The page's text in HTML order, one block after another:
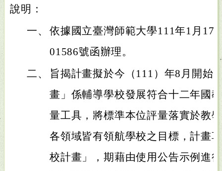
說明：
一、 依據國立臺灣師範大學111年1月17
01586號函辦理。
二、
旨揭計畫擬於今（111）年8月開始
畫」係輔導學校發展符合十二年國
量工具，將標準本位評量落實於教
各領域皆有領航學校之目標，計畫
校計畫」，期藉由使用公告示例進